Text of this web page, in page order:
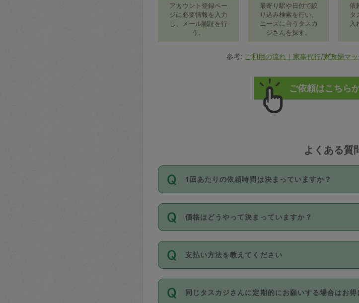
アカウント登録ペー
ジに必要情報を入力
し、メール認証を行
う。
最寄り駅や日付で絞
り込み検索を行い、
ニーズに合うタスカ
ジさんを探す。
依
タ
入
参考: ご利用の流れ｜家事代行/家政婦マ
よくある質
1回あたりの依頼時間は決まっていますか？
依頼1回につき3時間固定です。3時間を超えて依
い。機能をご利用いただくには、タスカジさんに
が必要です。なお、3時間を下回っても、値引き等
価格はどうやって決まっていますか？
11種類の価格帯の中からタスカジさん自身が価格
タスカジさんの価格設定には最初は制限があり、
除々に設定可能な最高額が上がっていく仕組みに
支払い方法を教えてください
お支払方法はクレジットカード（Visa／Master／
Club）のみとなります。
同じタスカジさんに定期的にお願いする場合はお得